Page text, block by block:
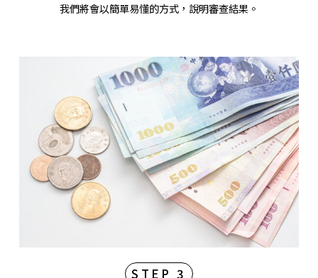
我們將會以簡單易懂的方式，說明審查結果。
STEP 3